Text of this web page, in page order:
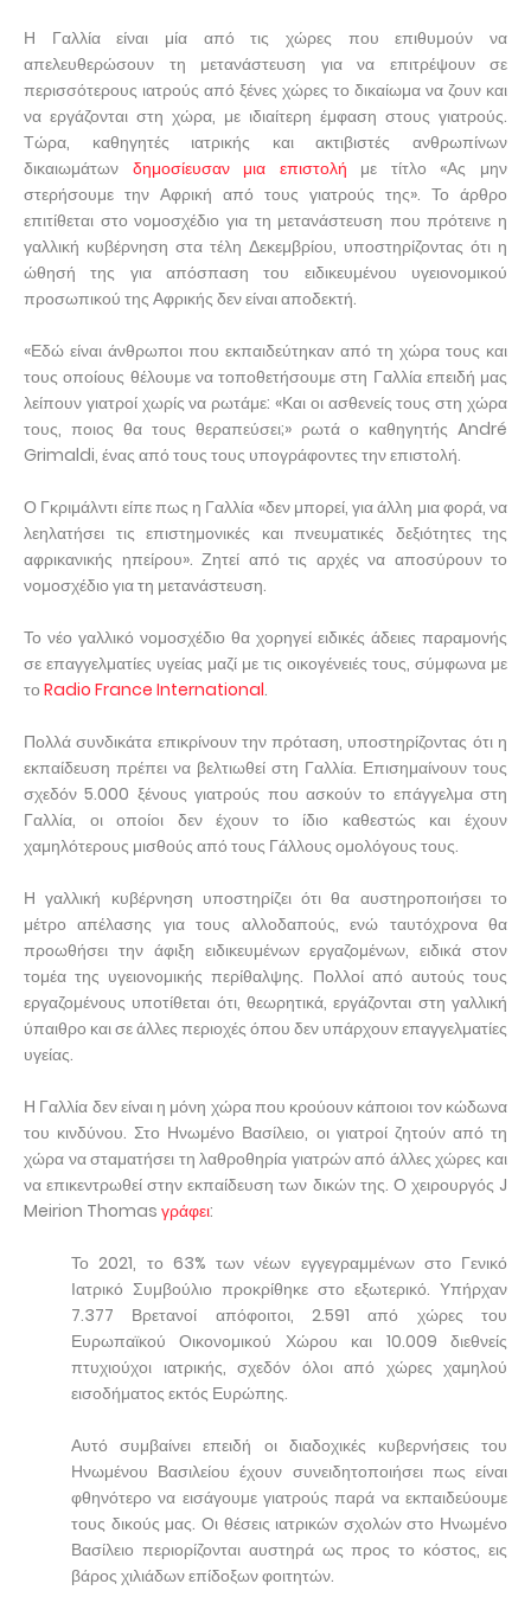
Η Γαλλία είναι μία από τις χώρες που επιθυμούν να
απελευθερώσουν τη μετανάστευση για να επιτρέψουν σε
περισσότερους ιατρούς από ξένες χώρες το δικαίωμα να ζουν και
να εργάζονται στη χώρα, με ιδιαίτερη έμφαση στους γιατρούς.
Τώρα, καθηγητές ιατρικής και ακτιβιστές ανθρωπίνων
δικαιωμάτων δημοσίευσαν μια επιστολή με τίτλο «Ας μην
στερήσουμε την Αφρική από τους γιατρούς της». Το άρθρο
επιτίθεται στο νομοσχέδιο για τη μετανάστευση που πρότεινε η
γαλλική κυβέρνηση στα τέλη Δεκεμβρίου, υποστηρίζοντας ότι η
ώθησή της για απόσπαση του ειδικευμένου υγειονομικού
προσωπικού της Αφρικής δεν είναι αποδεκτή.
«Εδώ είναι άνθρωποι που εκπαιδεύτηκαν από τη χώρα τους και
τους οποίους θέλουμε να τοποθετήσουμε στη Γαλλία επειδή μας
λείπουν γιατροί χωρίς να ρωτάμε: «Και οι ασθενείς τους στη χώρα
τους, ποιος θα τους θεραπεύσει;» ρωτά ο καθηγητής André
Grimaldi, ένας από τους τους υπογράφοντες την επιστολή.
Ο Γκριμάλντι είπε πως η Γαλλία «δεν μπορεί, για άλλη μια φορά, να
λεηλατήσει τις επιστημονικές και πνευματικές δεξιότητες της
αφρικανικής ηπείρου». Ζητεί από τις αρχές να αποσύρουν το
νομοσχέδιο για τη μετανάστευση.
Το νέο γαλλικό νομοσχέδιο θα χορηγεί ειδικές άδειες παραμονής
σε επαγγελματίες υγείας μαζί με τις οικογένειές τους, σύμφωνα με
το Radio France International.
Πολλά συνδικάτα επικρίνουν την πρόταση, υποστηρίζοντας ότι η
εκπαίδευση πρέπει να βελτιωθεί στη Γαλλία. Επισημαίνουν τους
σχεδόν 5.000 ξένους γιατρούς που ασκούν το επάγγελμα στη
Γαλλία, οι οποίοι δεν έχουν το ίδιο καθεστώς και έχουν
χαμηλότερους μισθούς από τους Γάλλους ομολόγους τους.
Η γαλλική κυβέρνηση υποστηρίζει ότι θα αυστηροποιήσει το
μέτρο απέλασης για τους αλλοδαπούς, ενώ ταυτόχρονα θα
προωθήσει την άφιξη ειδικευμένων εργαζομένων, ειδικά στον
τομέα της υγειονομικής περίθαλψης. Πολλοί από αυτούς τους
εργαζομένους υποτίθεται ότι, θεωρητικά, εργάζονται στη γαλλική
ύπαιθρο και σε άλλες περιοχές όπου δεν υπάρχουν επαγγελματίες
υγείας.
Η Γαλλία δεν είναι η μόνη χώρα που κρούουν κάποιοι τον κώδωνα
του κινδύνου. Στο Ηνωμένο Βασίλειο, οι γιατροί ζητούν από τη
χώρα να σταματήσει τη λαθροθηρία γιατρών από άλλες χώρες και
να επικεντρωθεί στην εκπαίδευση των δικών της. Ο χειρουργός J
Meirion Thomas γράφει:
Το 2021, το 63% των νέων εγγεγραμμένων στο Γενικό
Ιατρικό Συμβούλιο προκρίθηκε στο εξωτερικό. Υπήρχαν
7.377 Βρετανοί απόφοιτοι, 2.591 από χώρες του
Ευρωπαϊκού Οικονομικού Χώρου και 10.009 διεθνείς
πτυχιούχοι ιατρικής, σχεδόν όλοι από χώρες χαμηλού
εισοδήματος εκτός Ευρώπης.
Αυτό συμβαίνει επειδή οι διαδοχικές κυβερνήσεις του
Ηνωμένου Βασιλείου έχουν συνειδητοποιήσει πως είναι
φθηνότερο να εισάγουμε γιατρούς παρά να εκπαιδεύουμε
τους δικούς μας. Οι θέσεις ιατρικών σχολών στο Ηνωμένο
Βασίλειο περιορίζονται αυστηρά ως προς το κόστος, εις
βάρος χιλιάδων επίδοξων φοιτητών.